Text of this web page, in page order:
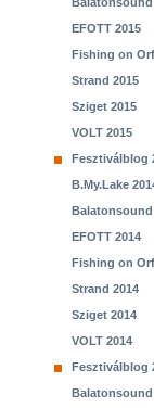
EFOTT 2015
Fishing on
Strand 2015
Sziget 2015
VOLT 2015
Fesztiválblog
B.My.Lake
Balatonsound
EFOTT 2014
Fishing on
Strand 2014
Sziget 2014
VOLT 2014
Fesztiválblog
Balatonsound